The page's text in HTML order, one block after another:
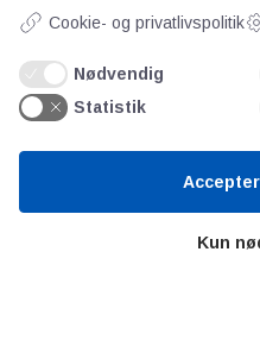
Cookie- og privatlivspolitik
Nødvendig
Statistik
Kun